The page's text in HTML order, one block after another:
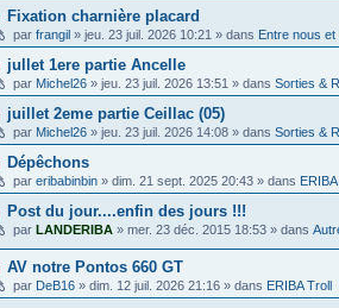
a
g
e
s
s
a
g
e
a
u
m
e
s
s
a
g
e
N
u
v
e
a
u
m
e
s
s
a
g
e
Fixation charnière placard
par frangil » jeu. 23 juil. 2026 10:21 » dans Entre nous
N
o
u
v
e
a
u
m
e
s
s
a
g
e
jullet 1ere partie Ancelle
par Michel26 » jeu. 23 juil. 2026 13:51 » dans Sorties &
N
o
u
v
e
a
u
m
e
s
s
a
g
e
juillet 2eme partie Ceillac (05)
par Michel26 » jeu. 23 juil. 2026 14:08 » dans Sorties &
N
u
v
e
a
m
e
s
s
Dépêchons
par eribabinbin » dim. 21 sept. 2025 20:43 » dans
N
u
v
e
a
u
Post du jour....enfin des jours !!!
par LANDERIBA » mer. 23 déc. 2015 18:53 » dans
N
u
AV notre Pontos 660 GT
par DeB16 » dim. 12 juil. 2026 21:16 » dans ERIBA Troll